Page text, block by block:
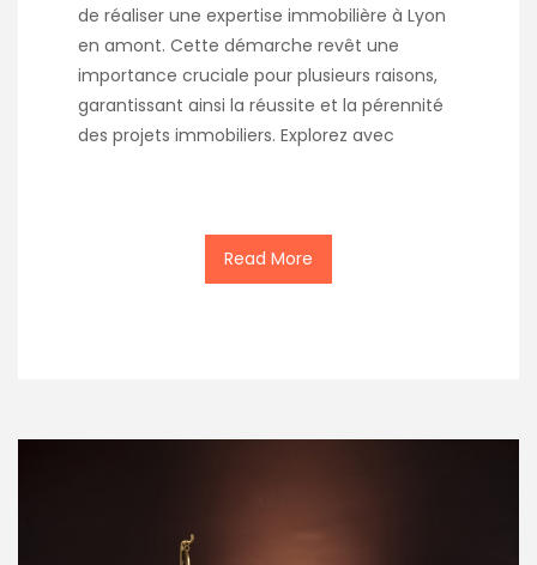
de réaliser une expertise immobilière à Lyon
en amont. Cette démarche revêt une
importance cruciale pour plusieurs raisons,
garantissant ainsi la réussite et la pérennité
des projets immobiliers. Explorez avec
Read More